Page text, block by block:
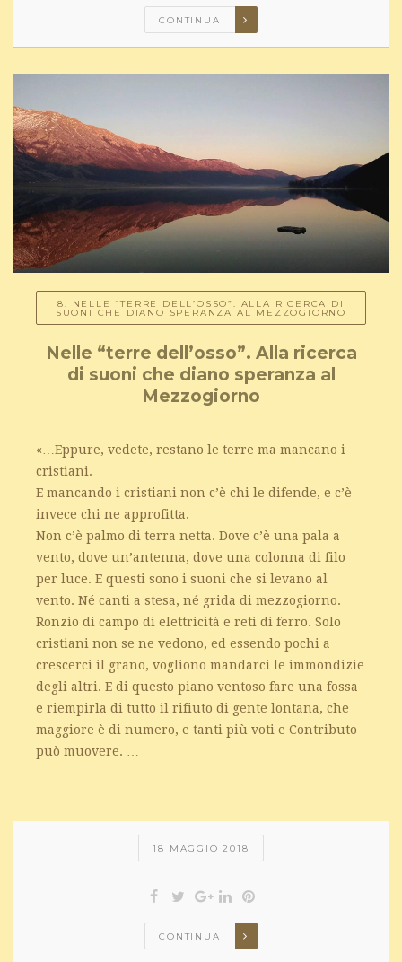
CONTINUA
8. NELLE “TERRE DELL’OSSO”. ALLA RICERCA DI
SUONI CHE DIANO SPERANZA AL MEZZOGIORNO
Nelle “terre dell’osso”. Alla ricerca
di suoni che diano speranza al
Mezzogiorno
«…Eppure, vedete, restano le terre ma mancano i
cristiani.
E mancando i cristiani non c’è chi le difende, e c’è
invece chi ne approfitta.
Non c’è palmo di terra netta. Dove c’è una pala a
vento, dove un’antenna, dove una colonna di filo
per luce. E questi sono i suoni che si levano al
vento. Né canti a stesa, né grida di mezzogiorno.
Ronzio di campo di elettricità e reti di ferro. Solo
cristiani non se ne vedono, ed essendo pochi a
crescerci il grano, vogliono mandarci le immondizie
degli altri. E di questo piano ventoso fare una fossa
e riempirla di tutto il rifiuto di gente lontana, che
maggiore è di numero, e tanti più voti e Contributo
può muovere. …
18 MAGGIO 2018
CONTINUA